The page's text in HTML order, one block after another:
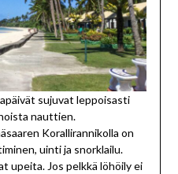
sujuvat leppoisasti
nauttien.
Korallirannikolla on
uinti ja snorklailu.
upeita. Jos pelkkä löhöily ei